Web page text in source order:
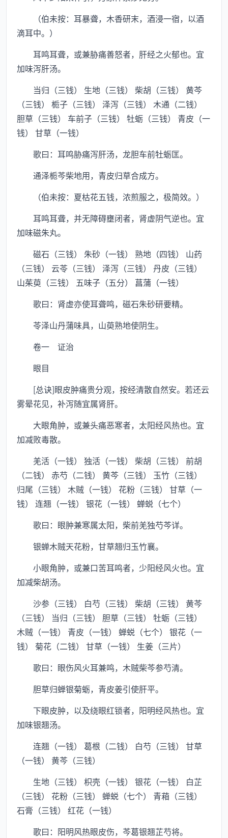
（伯未按：耳暴聋，木香研末，酒浸一宿，以酒
滴耳中。）
耳鸣耳聋，或兼胁痛善怒者，肝经之火郁也。宜
加味泻肝汤。
当归（三钱） 生地（三钱） 柴胡（三钱） 黄芩
（三钱） 栀子（三钱） 泽泻（三钱） 木通（二钱）
胆草（三钱） 车前子（三钱） 牡蛎（三钱） 青皮（一
钱） 甘草（一钱）
歌曰：耳鸣胁痛泻肝汤，龙胆车前牡蛎匡。
通泽栀芩柴地用，青皮归草合成方。
（伯未按：夏枯花五钱，浓煎服之，极简效。）
耳鸣耳聋，并无障碍壅闭者，肾虚阴气逆也。宜
加味磁朱丸。
磁石（三钱） 朱砂（一钱） 熟地（四钱） 山药
（三钱） 云苓（三钱） 泽泻（三钱） 丹皮（三钱）
山茱萸（三钱） 五味子（五分） 菖蒲（一钱）
歌曰：肾虚亦使耳聋鸣，磁石朱砂研要精。
苓泽山丹蒲味具，山萸熟地使阴生。
卷一 证治
眼目
[总诀]眼皮肿痛贵分观，按经清散自然安。若还云
雾晕花见，补泻随宜属肾肝。
大眼角肿，或兼头痛恶寒者，太阳经风热也。宜
加减败毒散。
羌活（一钱） 独活（一钱） 柴胡（三钱） 前胡
（二钱） 赤芍（二钱） 黄芩（三钱） 玉竹（三钱）
归尾（三钱） 木贼（一钱） 花粉（三钱） 甘草（一
钱） 连翘（一钱） 银花（一钱） 蝉蜕（七个）
歌曰：眼肿兼寒属太阳，柴前羌独芍芩详。
银蝉木贼天花粉，甘草翘归玉竹襄。
小眼角肿，或兼口苦耳鸣者，少阳经风火也。宜
加减柴胡汤。
沙参（三钱） 白芍（三钱） 柴胡（三钱） 黄芩
（三钱） 当归（三钱） 胆草（三钱） 牡蛎（三钱）
木贼（一钱） 青皮（一钱） 蝉蜕（七个） 银花（一
钱） 菊花（二钱） 甘草（一钱） 生姜（三片）
歌曰：眼伤风火耳兼鸣，木贼柴芩参芍清。
胆草归蝉银菊蛎，青皮姜引使肝平。
下眼皮肿，以及绕眼红锁者，阳明经风热也。宜
加味银翘汤。
连翘（一钱） 葛根（二钱） 白芍（三钱） 甘草
（一钱） 黄芩（三钱）
生地（三钱） 枳壳（一钱） 银花（一钱） 白芷
（三钱） 花粉（三钱） 蝉蜕（七个） 青葙（三钱）
石膏（三钱） 红花（一钱）
歌曰：阳明风热眼皮伤，芩葛银翘芷芍将。